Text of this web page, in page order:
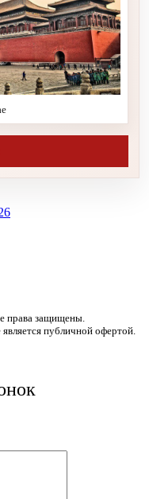
права защищены.
публичной офертой.